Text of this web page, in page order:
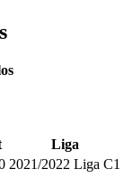
Liga
2021/2022 Liga C1